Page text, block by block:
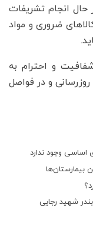
حال انجام تشریفات
ضروری و مواد
و احترام به
روزرسانی و در فواصل
اساسی وجود ندارد
بیمارستان‌ها
شهید رجایی